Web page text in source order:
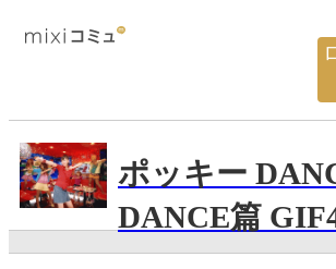
ポッキー
DANCE篇